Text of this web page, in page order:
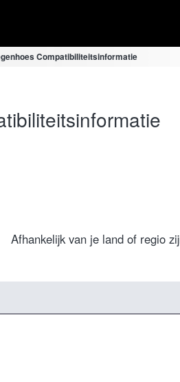
Compatibiliteitsinformatie
Afhankelijk van je land of regio